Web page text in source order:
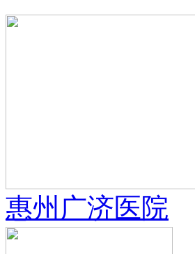
惠州广济医院